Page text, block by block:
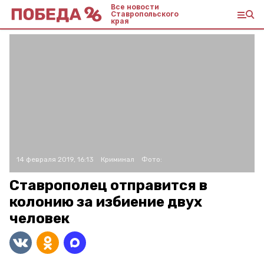
Все новости
Ставропольского
края
14 февраля 2019, 16:13 Криминал Фото:
Ставрополец отправится в
колонию за избиение двух
человек